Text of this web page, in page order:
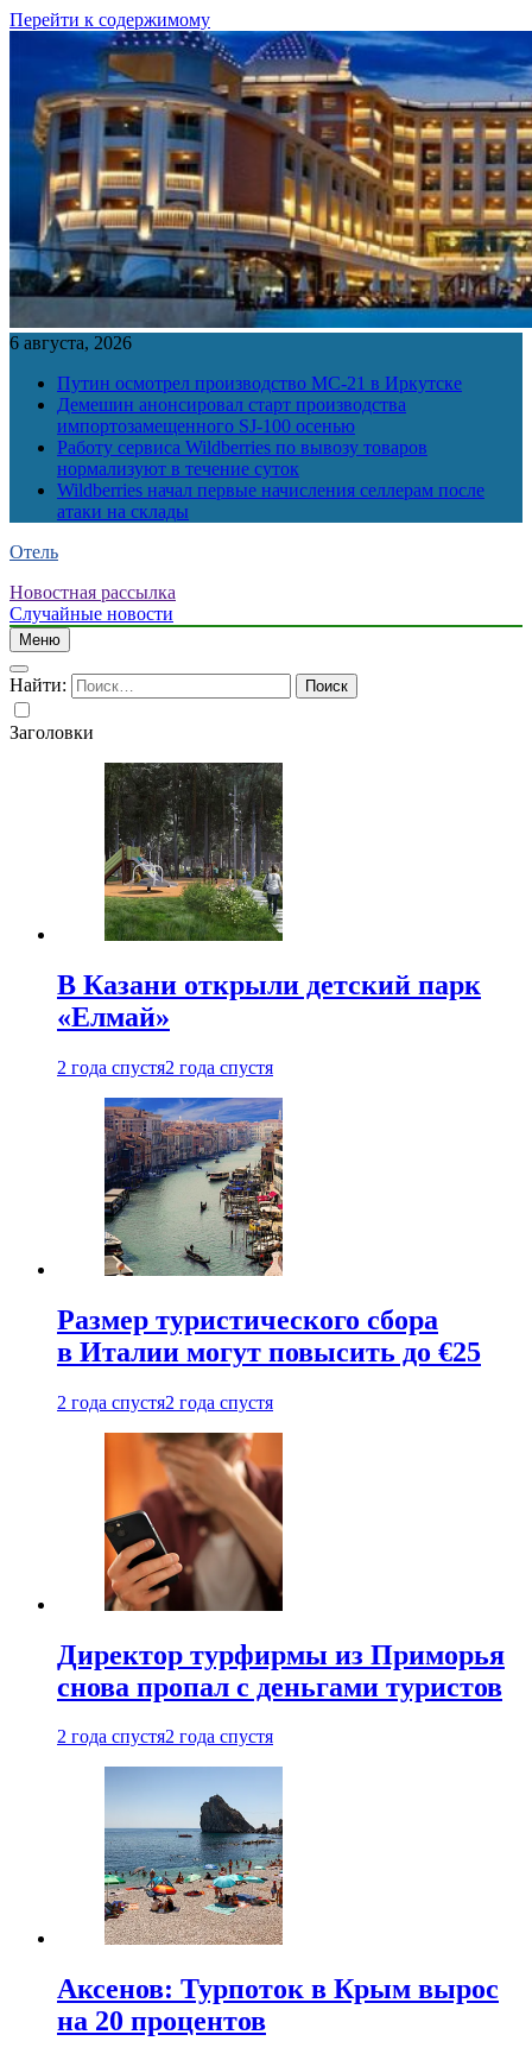
Перейти к содержимому
6 августа, 2026
Путин осмотрел производство МС-21 в Иркутске
Демешин анонсировал старт производства
импортозамещенного SJ-100 осенью
Работу сервиса Wildberries по вывозу товаров
нормализуют в течение суток
Wildberries начал первые начисления селлерам после
атаки на склады
Отель
Новостная рассылка
Случайные новости
Меню
Найти:
Заголовки
В Казани открыли детский парк
«Елмай»
2 года спустя2 года спустя
Размер туристического сбора
в Италии могут повысить до €25
2 года спустя2 года спустя
Директор турфирмы из Приморья
снова пропал с деньгами туристов
2 года спустя2 года спустя
Аксенов: Турпоток в Крым вырос
на 20 процентов